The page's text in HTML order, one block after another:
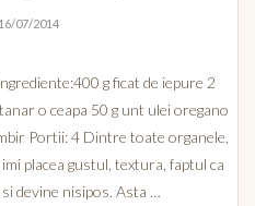
16/07/2014
g ficat de iepure 2
o ceapa 50 g unt ulei oregano
Portii: 4 Dintre toate organele,
placea gustul, textura, faptul ca
devine nisipos. Asta …